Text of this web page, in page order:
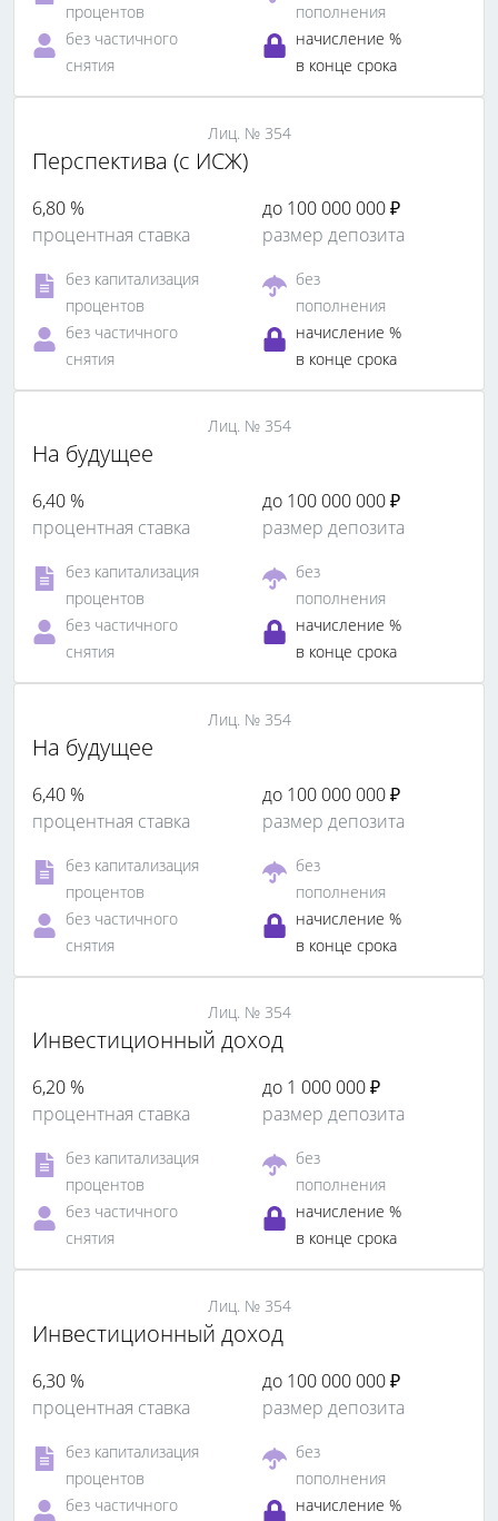
процентов
пополнения
без частичного
снятия
начисление %
в конце срока
Лиц. № 354
Перспектива (с ИСЖ)
6,80 %
процентная ставка
до 100 000 000 ₽
размер депозита
без капитализация
процентов
без
пополнения
без частичного
снятия
начисление %
в конце срока
Лиц. № 354
На будущее
6,40 %
процентная ставка
до 100 000 000 ₽
размер депозита
без капитализация
процентов
без
пополнения
без частичного
снятия
начисление %
в конце срока
Лиц. № 354
На будущее
6,40 %
процентная ставка
до 100 000 000 ₽
размер депозита
без капитализация
процентов
без
пополнения
без частичного
снятия
начисление %
в конце срока
Лиц. № 354
Инвестиционный доход
6,20 %
процентная ставка
до 1 000 000 ₽
размер депозита
без капитализация
процентов
без
пополнения
без частичного
снятия
начисление %
в конце срока
Лиц. № 354
Инвестиционный доход
6,30 %
процентная ставка
до 100 000 000 ₽
размер депозита
без капитализация
процентов
без
пополнения
без частичного
начисление %